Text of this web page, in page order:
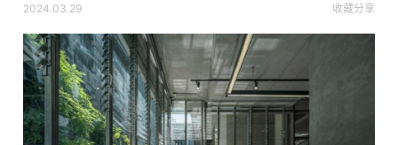
2024.03.29 收藏分享